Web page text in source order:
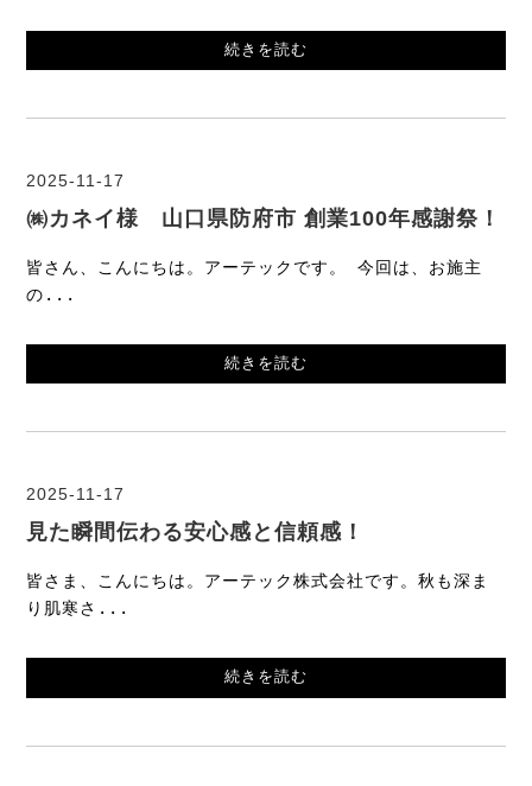
続きを読む
2025-11-17
㈱カネイ様 山口県防府市 創業100年感謝祭！
皆さん、こんにちは。アーテックです。 今回は、お施主
の...
続きを読む
2025-11-17
見た瞬間伝わる安心感と信頼感！
皆さま、こんにちは。アーテック株式会社です。秋も深ま
り肌寒さ...
続きを読む